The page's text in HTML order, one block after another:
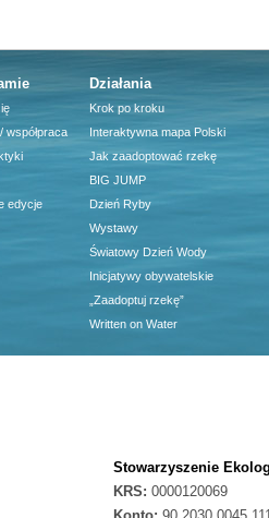
współpraca
edycje
Działania
Krok po kroku
Interaktywna mapa Polski
Jak zaadoptować rzekę
BIG JUMP
Dzień Ryby
Wystawy
Światowy Dzień Wody
Inicjatywy obywatelskie
„Zaadoptuj rzekę”
Written on Water
Stowarzyszenie
KRS: 0000120069